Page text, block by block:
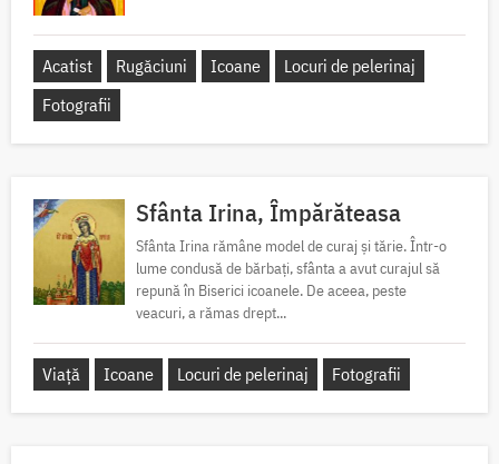
Acatist Rugăciuni Icoane
Locuri de pelerinaj
Fotografii
Sfânta Irina, Împărăteasa
Sfânta Irina rămâne model de curaj și tărie. Într-o
lume condusă de bărbați, sfânta a avut curajul să
repună în Biserici icoanele. De aceea, peste
veacuri, a rămas drept...
Viață Icoane Locuri de pelerinaj Fotografii